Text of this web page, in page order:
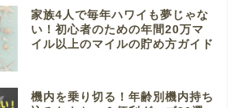
家族4人で毎年ハワイも夢じゃな
い！初心者のための年間20万マ
イル以上のマイルの貯め方ガイド
機内を乗り切る！年齢別機内持ち